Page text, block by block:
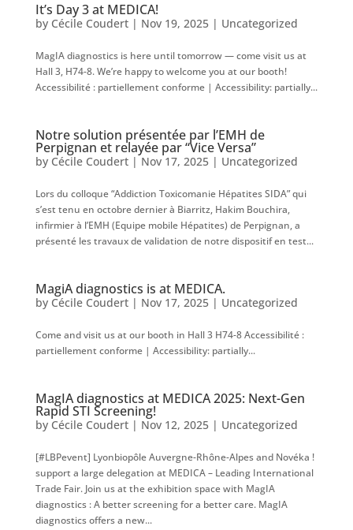
It’s Day 3 at MEDICA!
by Cécile Coudert| Nov 19, 2025| Uncategorized
MagIA diagnostics is here until tomorrow — come visit us at
Hall 3, H74-8. We’re happy to welcome you at our booth!
Accessibilité : partiellement conforme | Accessibility: partially...
Notre solution présentée par l’EMH de
Perpignan et relayée par “Vice Versa”
by Cécile Coudert| Nov 17, 2025| Uncategorized
Lors du colloque “Addiction Toxicomanie Hépatites SIDA” qui
s’est tenu en octobre dernier à Biarritz, Hakim Bouchira,
infirmier à l’EMH (Equipe mobile Hépatites) de Perpignan, a
présenté les travaux de validation de notre dispositif en test...
MagiA diagnostics is at MEDICA.
by Cécile Coudert| Nov 17, 2025| Uncategorized
Come and visit us at our booth in Hall 3 H74-8 Accessibilité :
partiellement conforme | Accessibility: partially...
MagIA diagnostics at MEDICA 2025: Next-Gen
Rapid STI Screening!
by Cécile Coudert| Nov 12, 2025| Uncategorized
[#LBPevent] Lyonbiopôle Auvergne-Rhône-Alpes and Novéka !
support a large delegation at MEDICA – Leading International
Trade Fair. Join us at the exhibition space with MagIA
diagnostics : A better screening for a better care. MagIA
diagnostics offers a new...